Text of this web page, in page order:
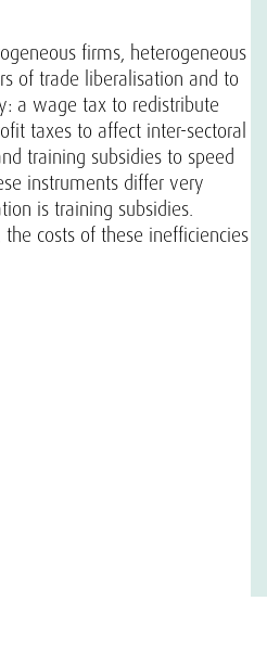
firms, heterogeneous
of trade liberalisation and to
a wage tax to redistribute
taxes to affect inter-sectoral
training subsidies to speed
instruments differ very
is training subsidies.
costs of these inefficiencies